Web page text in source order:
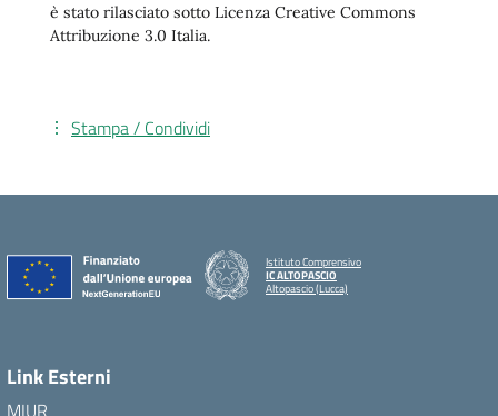
è stato rilasciato sotto Licenza Creative Commons
Attribuzione 3.0 Italia.
Stampa / Condividi
Istituto Comprensivo
IC ALTOPASCIO
Altopascio (Lucca)
Link Esterni
MIUR